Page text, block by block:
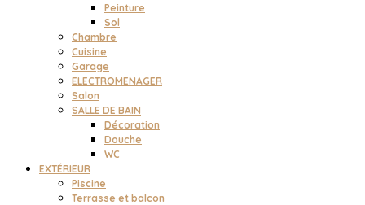
Peinture
Sol
Chambre
Cuisine
Garage
ELECTROMENAGER
Salon
SALLE DE BAIN
Décoration
Douche
WC
EXTÉRIEUR
Piscine
Terrasse et balcon